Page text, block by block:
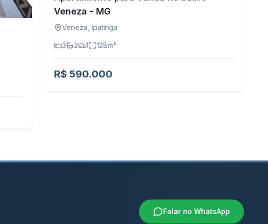
Veneza - MG
Veneza Ipatinga
3 2 1 128m²
R$ 590.000
Falar no WhatsApp